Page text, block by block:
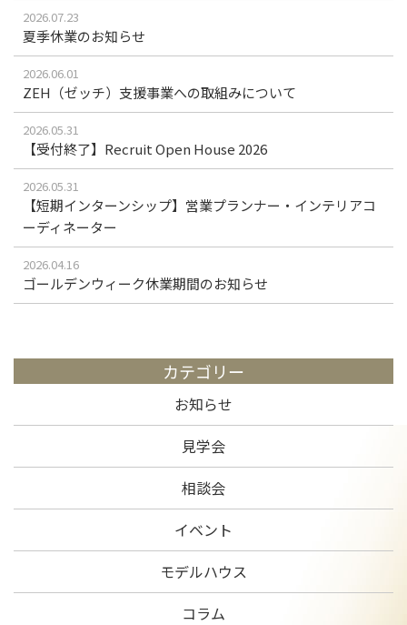
2026.07.23
夏季休業のお知らせ
2026.06.01
ZEH（ゼッチ）支援事業への取組みについて
2026.05.31
【受付終了】Recruit Open House 2026
2026.05.31
【短期インターンシップ】営業プランナー・インテリアコ
ーディネーター
2026.04.16
ゴールデンウィーク休業期間のお知らせ
カテゴリー
お知らせ
見学会
相談会
イベント
モデルハウス
コラム